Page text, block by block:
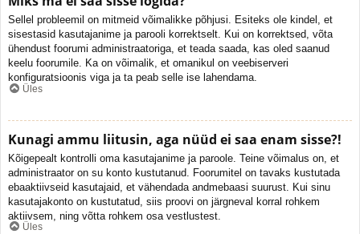
Sellel probleemil on mitmeid võimalikke põhjusi. Esiteks ole kindel, et
sisestasid kasutajanime ja parooli korrektselt. Kui on korrektsed, võta
ühendust foorumi administraatoriga, et teada saada, kas oled saanud
keelu foorumile. Ka on võimalik, et omanikul on veebiserveri
konfiguratsioonis viga ja ta peab selle ise lahendama.
Üles
Kunagi ammu liitusin, aga nüüd ei saa enam sisse?!
Kõigepealt kontrolli oma kasutajanime ja paroole. Teine võimalus on, et
administraator on su konto kustutanud. Foorumitel on tavaks kustutada
ebaaktiivseid kasutajaid, et vähendada andmebaasi suurust. Kui sinu
kasutajakonto on kustutatud, siis proovi on järgneval korral rohkem
aktiivsem, ning võtta rohkem osa vestlustest.
Üles